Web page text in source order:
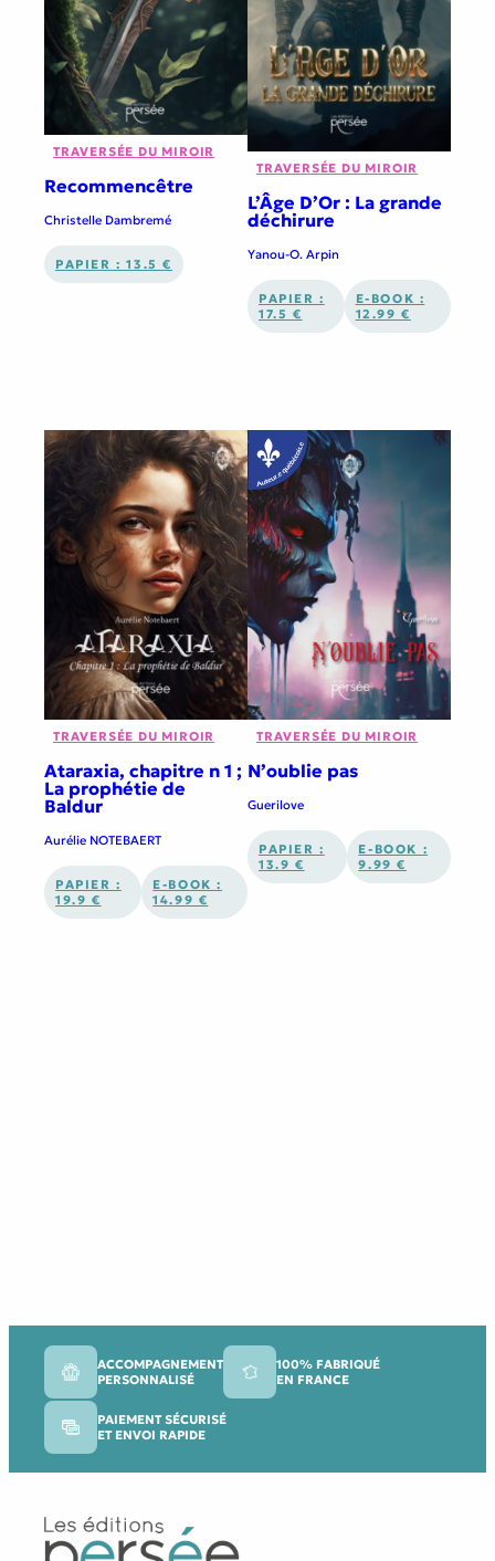
TRAVERSÉE DU MIROIR
Recommencêtre
Christelle Dambremé
PAPIER : 13.5 €
TRAVERSÉE DU MIROIR
L’Âge D’Or : La grande
déchirure
Yanou-O. Arpin
PAPIER :
17.5 €
E-BOOK :
12.99 €
TRAVERSÉE DU MIROIR
Ataraxia, chapitre n 1 ;
La prophétie de
Baldur
Aurélie NOTEBAERT
PAPIER :
19.9 €
E-BOOK :
14.99 €
TRAVERSÉE DU MIROIR
N’oublie pas
Guerilove
PAPIER :
13.9 €
E-BOOK :
9.99 €
ACCOMPAGNEMENT
PERSONNALISÉ
100% FABRIQUÉ
EN FRANCE
PAIEMENT SÉCURISÉ
ET ENVOI RAPIDE